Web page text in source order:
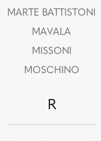
MARTE BATTISTONI
MAVALA
MISSONI
MOSCHINO
R